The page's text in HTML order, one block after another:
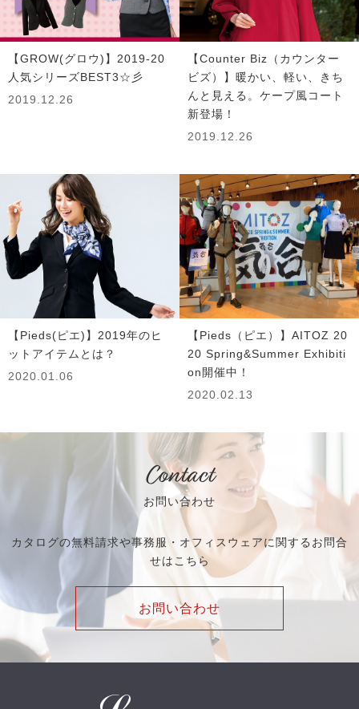
【GROW(グロウ)】2019-20
人気シリーズBEST3☆彡
2019.12.26
【Counter Biz（カウンター
ビズ）】暖かい、軽い、きち
んと見える。ケープ風コート
新登場！
2019.12.26
【Pieds(ピエ)】2019年のヒ
ットアイテムとは？
2020.01.06
【Pieds（ピエ）】AITOZ 20
20 Spring&Summer Exhibiti
on開催中！
2020.02.13
Contact
お問い合わせ
カタログの無料請求や事務服・オフィスウェアに関するお問合
せはこちら
お問い合わせ